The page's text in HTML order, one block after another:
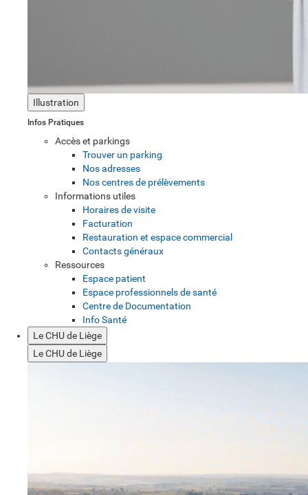
Illustration
Infos Pratiques
Accès et parkings
Trouver un parking
Nos adresses
Nos centres de prélèvements
Informations utiles
Horaires de visite
Facturation
Restauration et espace commercial
Contacts généraux
Ressources
Espace patient
Espace professionnels de santé
Centre de Documentation
Info Santé
Le CHU de Liège
Le CHU de Liège